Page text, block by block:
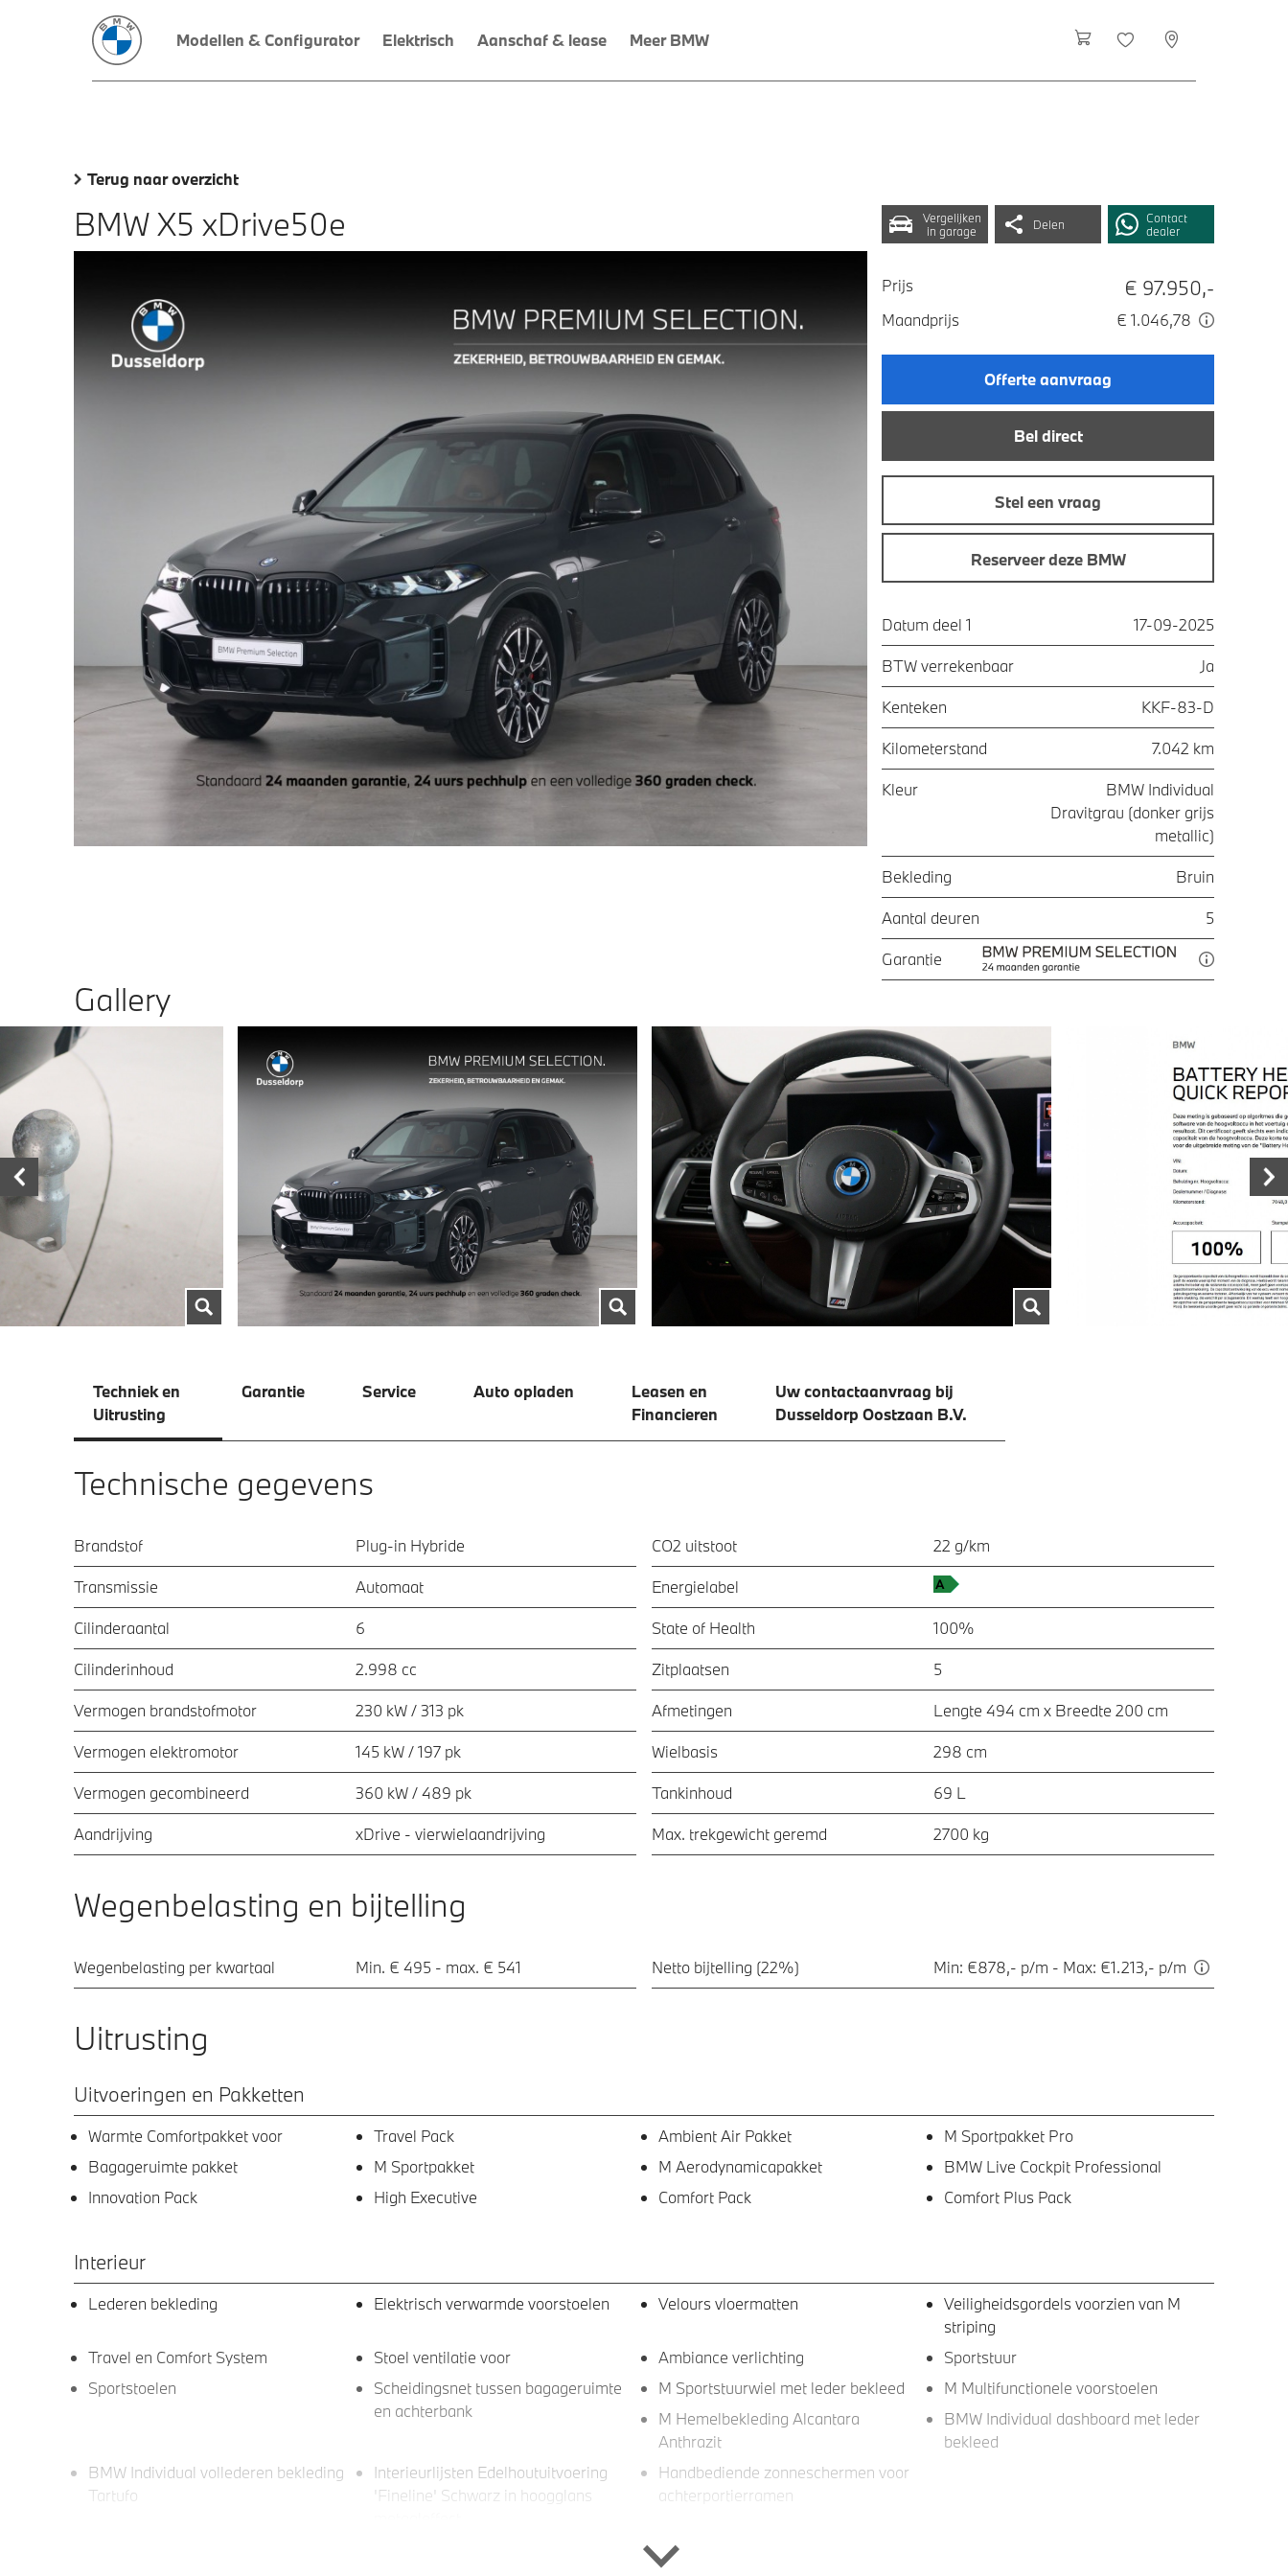
Modellen & Configurator Elektrisch Aanschaf & lease Meer BMW
Terug naar overzicht
BMW X5 xDrive50e
Vergelijken
in garage
Delen
Contact
dealer
Prijs € 97.950,-
Maandprijs € 1.046,78
Offerte aanvraag
Bel direct
Stel een vraag
Reserveer deze BMW
Datum deel 1 17-09-2025
BTW verrekenbaar Ja
Kenteken KKF-83-D
Kilometerstand 7.042 km
Kleur
BMW Individual
Dravitgrau (donker grijs
metallic)
Bekleding Bruin
Aantal deuren 5
Garantie
Gallery
Techniek en
Uitrusting
Garantie Service Auto opladen
Leasen en
Financieren
Uw contactaanvraag bij
Dusseldorp Oostzaan B.V.
Technische gegevens
Brandstof Plug-in Hybride
Transmissie Automaat
Cilinderaantal 6
Cilinderinhoud 2.998 cc
Vermogen brandstofmotor 230 kW / 313 pk
Vermogen elektromotor 145 kW / 197 pk
Vermogen gecombineerd 360 kW / 489 pk
Aandrijving xDrive - vierwielaandrijving
CO2 uitstoot 22 g/km
Energielabel
State of Health 100%
Zitplaatsen 5
Afmetingen Lengte 494 cm x Breedte 200 cm
Wielbasis 298 cm
Tankinhoud 69 L
Max. trekgewicht geremd 2700 kg
Wegenbelasting en bijtelling
Wegenbelasting per kwartaal Min. € 495 - max. € 541 Netto bijtelling (22%) Min: €878,- p/m - Max: €1.213,- p/m
Uitrusting
Uitvoeringen en Pakketten
Warmte Comfortpakket voor Travel Pack Ambient Air Pakket
M Sportpakket Pro
Bagageruimte pakket
M Sportpakket M Aerodynamicapakket
BMW Live Cockpit Professional
Innovation Pack
High Executive Comfort Pack Comfort Plus Pack
Interieur
Lederen bekleding Elektrisch verwarmde voorstoelen Velours vloermatten
Veiligheidsgordels voorzien van M
striping
Travel en Comfort System
Stoel ventilatie voor Ambiance verlichting
Sportstuur
Sportstoelen
Scheidingsnet tussen bagageruimte
en achterbank
M Sportstuurwiel met leder bekleed
M Multifunctionele voorstoelen
M Hemelbekleding Alcantara
Anthrazit
BMW Individual dashboard met leder
bekleed
BMW Individual vollederen bekleding
Tartufo
Interieurlijsten Edelhoutuitvoering
'Fineline' Schwarz in hoogglans
Handbediende zonneschermen voor
achterportierramen